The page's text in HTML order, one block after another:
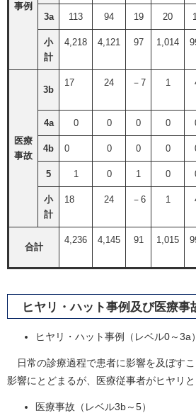
事例
3a 113 94 19 20
小
計
4,218 4,121 97 1,014
医療
事故
3b
17 24 －7 1
4a 0 0 0 0
4b 0 0 0 0
5 1 0 1 0
小
計
18 24 －6 1
合計
4,236 4,145 91 1,015
ヒヤリ・ハット事例及び医療事
ヒヤリ・ハット事例（レベル0～3a）
日常の診療過程で患者に影響を及ぼす
影響にとどまるが、医療従事者がヒヤリ
医療事故（レベル3b～5）